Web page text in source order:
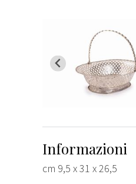
Informazioni
cm 9,5 x 31 x 26,5